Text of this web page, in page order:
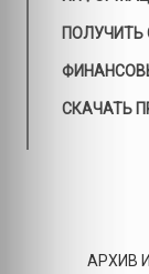
ПОЛУЧИТЬ
СКАЧАТЬ
АРХИВ